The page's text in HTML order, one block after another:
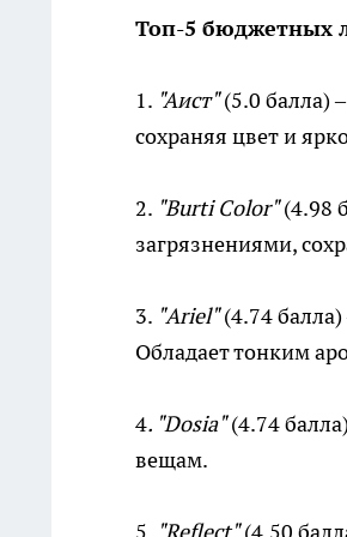
Топ-5 бюджетных
1. "Аист"(5.0 балла)
сохраняя цвет и
2. "Burti Color"(4.98
загрязнениями,
3. "Ariel"(4.74 балла)
Обладает тонким
4. "Dosia"(4.74
вещам.